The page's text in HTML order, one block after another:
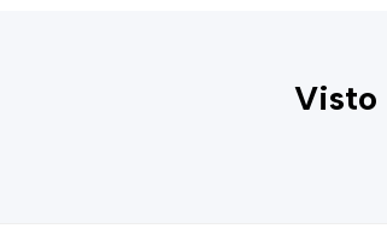
Visto